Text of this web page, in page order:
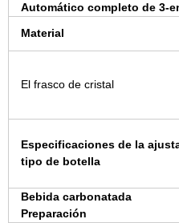
Automático completo de 3-
Material
El frasco de cristal
Especificaciones de la
tipo de botella
Bebida carbonatada
Preparación